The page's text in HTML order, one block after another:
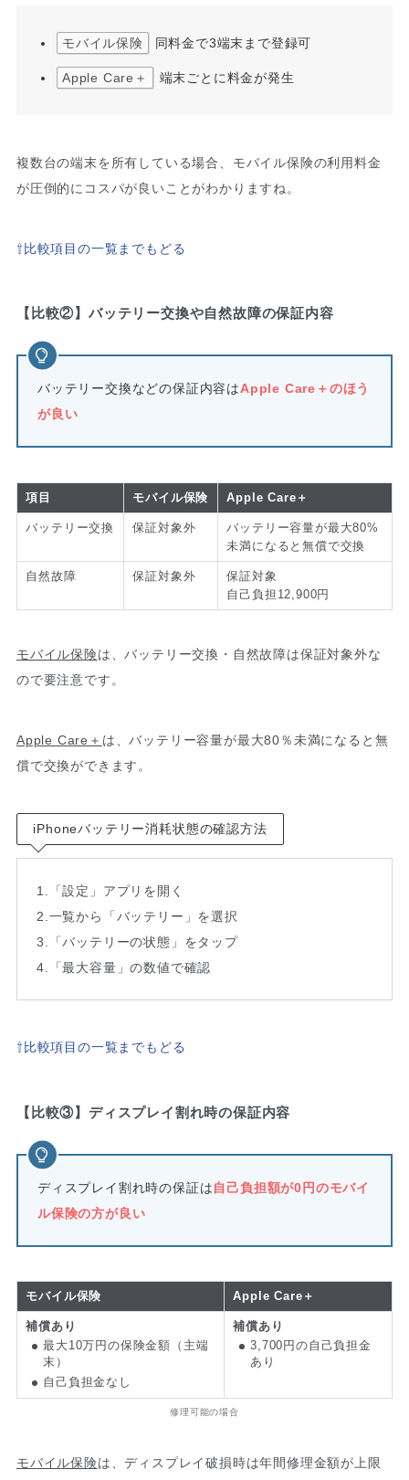
モバイル保険 同料金で3端末まで登録可
Apple Care＋ 端末ごとに料金が発生
複数台の端末を所有している場合、モバイル保険の利用料金
が圧倒的にコスパが良いことがわかりますね。
⇧比較項目の一覧までもどる
【比較②】バッテリー交換や自然故障の保証内容
バッテリー交換などの保証内容はApple Care＋のほう
が良い
項目 モバイル保険 Apple Care＋
バッテリー交換 保証対象外
バッテリー容量が最大80%
未満になると無償で交換
自然故障 保証対象外
保証対象
自己負担12,900円
モバイル保険は、バッテリー交換・自然故障は保証対象外な
ので要注意です。
Apple Care＋ は、バッテリー容量が最大80％未満になると無
償で交換ができます。
iPhoneバッテリー消耗状態の確認方法
1.「設定」アプリを開く
2.一覧から「バッテリー」を選択
3.「バッテリーの状態」をタップ
4.「最大容量」の数値で確認
⇧比較項目の一覧までもどる
【比較③】ディスプレイ割れ時の保証内容
ディスプレイ割れ時の保証は自己負担額が0円のモバイ
ル保険の方が良い
モバイル保険 Apple Care＋
補償あり
最大10万円の保険金額（主端
末）
自己負担金なし
補償あり
3,700円の自己負担金
あり
修理可能の場合
モバイル保険は、ディスプレイ破損時は年間修理金額が上限